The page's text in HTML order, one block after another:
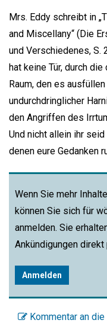
Mrs. Eddy schreibt in
and Miscellany“ (Die
und Verschiedenes, S.
hat keine Tür, durch
Raum, den es
undurchdringlicher
den Angriffen des
Und nicht allein ihr
denen eure Gedanken
Wenn Sie mehr
können Sie sich für
anmelden. Sie
Ankündigungen
Anmelden
Kommentar an